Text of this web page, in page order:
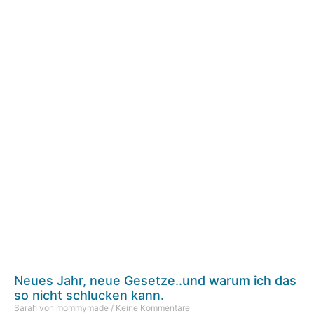
Neues Jahr, neue Gesetze..und warum ich das
so nicht schlucken kann.
Sarah von mommymade Keine Kommentare